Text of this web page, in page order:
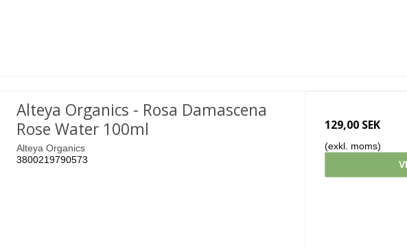
Alteya Organics - Rosa Damascena
Rose Water 100ml
Alteya Organics
3800219790573
129,00 SEK
(exkl. moms)